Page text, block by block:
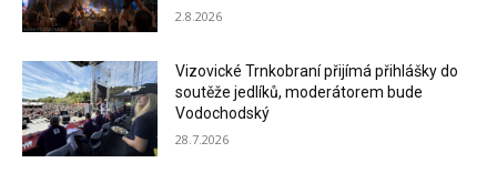
2.8.2026
Vizovické Trnkobraní přijímá přihlášky do
soutěže jedlíků, moderátorem bude
Vodochodský
28.7.2026